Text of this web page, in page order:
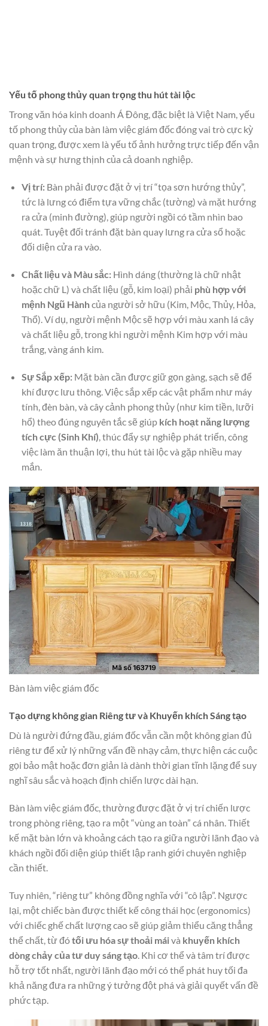
Yếu tố phong thủy quan trọng thu hút tài lộc
Trong văn hóa kinh doanh Á Đông, đặc biệt là Việt Nam, yếu
tố phong thủy của bàn làm việc giám đốc đóng vai trò cực kỳ
quan trọng, được xem là yếu tố ảnh hưởng trực tiếp đến vận
mệnh và sự hưng thịnh của cả doanh nghiệp.
Vị trí:Bàn phải được đặt ở vị trí “tọa sơn hướng thủy”,
tức là lưng có điểm tựa vững chắc (tường) và mặt hướng
ra cửa (minh đường), giúp người ngồi có tầm nhìn bao
quát. Tuyệt đối tránh đặt bàn quay lưng ra cửa sổ hoặc
đối diện cửa ra vào.
Chất liệu và Màu sắc:Hình dáng (thường là chữ nhật
hoặc chữ L) và chất liệu (gỗ, kim loại) phải phù hợp với
mệnh Ngũ Hànhcủa người sở hữu (Kim, Mộc, Thủy, Hỏa,
Thổ). Ví dụ, người mệnh Mộc sẽ hợp với màu xanh lá cây
và chất liệu gỗ, trong khi người mệnh Kim hợp với màu
trắng, vàng ánh kim.
Sự Sắp xếp:Mặt bàn cần được giữ gọn gàng, sạch sẽ để
khí được lưu thông. Việc sắp xếp các vật phẩm như máy
tính, đèn bàn, và cây cảnh phong thủy (như kim tiền, lưỡi
hổ) theo đúng nguyên tắc sẽ giúp kích hoạt năng lượng
tích cực (Sinh Khí), thúc đẩy sự nghiệp phát triển, công
việc làm ăn thuận lợi, thu hút tài lộc và gặp nhiều may
mắn.
Bàn làm việc giám đốc
Tạo dựng không gian Riêng tư và Khuyến khích Sáng tạo
Dù là người đứng đầu, giám đốc vẫn cần một không gian đủ
riêng tư để xử lý những vấn đề nhạy cảm, thực hiện các cuộc
gọi bảo mật hoặc đơn giản là dành thời gian tĩnh lặng để suy
nghĩ sâu sắc và hoạch định chiến lược dài hạn.
Bàn làm việc giám đốc, thường được đặt ở vị trí chiến lược
trong phòng riêng, tạo ra một “vùng an toàn” cá nhân. Thiết
kế mặt bàn lớn và khoảng cách tạo ra giữa người lãnh đạo và
khách ngồi đối diện giúp thiết lập ranh giới chuyên nghiệp
cần thiết.
Tuy nhiên, “riêng tư” không đồng nghĩa với “cô lập”. Ngược
lại, một chiếc bàn được thiết kế công thái học (ergonomics)
với chiếc ghế chất lượng cao sẽ giúp giảm thiểu căng thẳng
thể chất, từ đótối ưu hóa sự thoải máivà khuyến khích
dòng chảy của tư duy sáng tạo . Khi cơ thể và tâm trí được
hỗ trợ tốt nhất, người lãnh đạo mới có thể phát huy tối đa
khả năng đưa ra những ý tưởng đột phá và giải quyết vấn đề
phức tạp.